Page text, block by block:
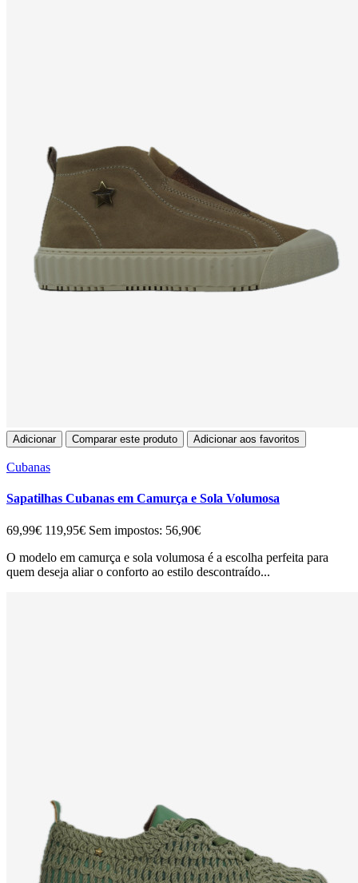
Adicionar Comparar este produto Adicionar aos favoritos
Cubanas
Sapatilhas Cubanas em Camurça e Sola Volumosa
69,99€ 119,95€ Sem impostos: 56,90€
O modelo em camurça e sola volumosa é a escolha perfeita para
quem deseja aliar o conforto ao estilo descontraído...